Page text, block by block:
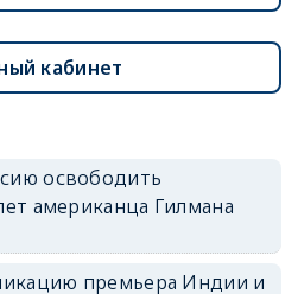
кабинет
освободить
американца Гилмана
премьера Индии и